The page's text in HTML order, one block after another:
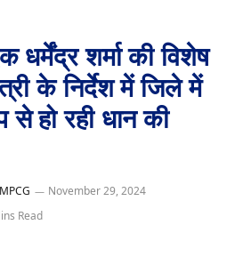
धर्मेंद्र शर्मा की विशेष
के निर्देश में जिले में
हो रही धान की
November 29, 2024
Read